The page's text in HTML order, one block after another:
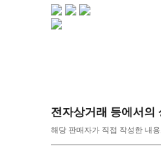
전자상거래 등에서의
해당 판매자가 직접 작성한 내